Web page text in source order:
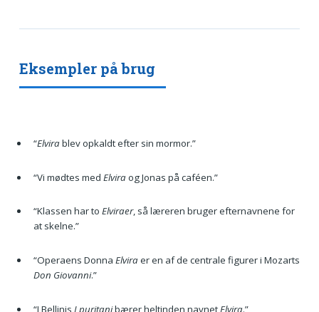
Eksempler på brug
“Elvirablev opkaldt efter sin mormor.”
“Vi mødtes med Elviraog Jonas på caféen.”
“Klassen har to Elviraer, så læreren bruger efternavnene for
at skelne.”
“Operaens Donna Elviraer en af de centrale figurer i Mozarts
Don Giovanni.”
“I Bellinis I puritanibærer heltinden navnet Elvira.”